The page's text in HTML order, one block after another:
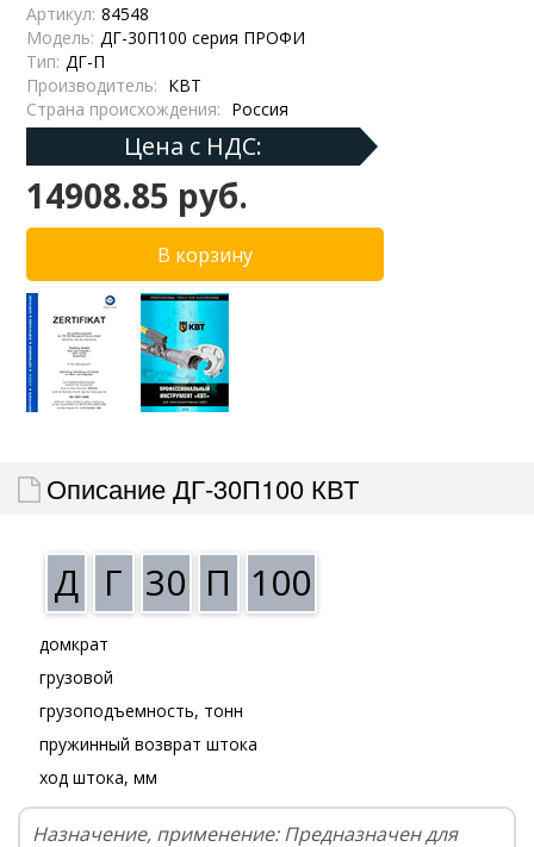
Артикул: 84548
Модель: ДГ-30П100 серия ПРОФИ
Тип: ДГ-П
Производитель: КВТ
Страна происхождения: Россия
Цена с НДС:
14908.85 руб.
Описание ДГ-30П100 КВТ
Д Г 30 П 100
домкрат
грузовой
грузоподъемность, тонн
пружинный возврат штока
ход штока, мм
Назначение, применение: Предназначен для